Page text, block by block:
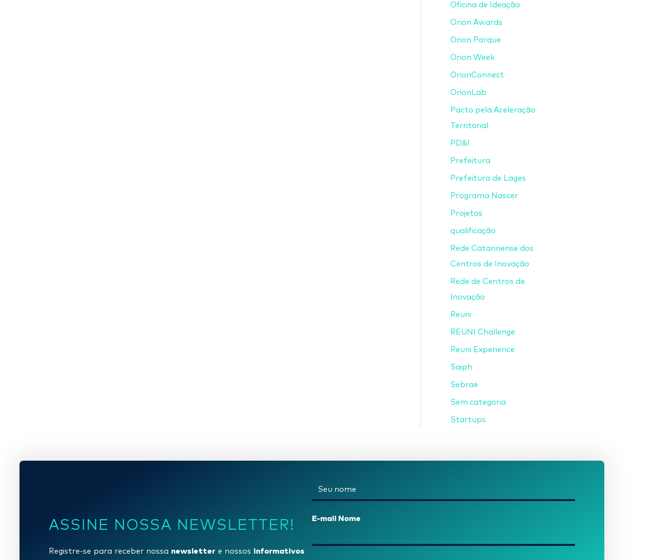
Oficina de Ideação
Orion Awards
Orion Parque
Orion Week
OrionConnect
OrionLab
Pacto pela Aceleração
Territorial
PD&I
Prefeitura
Prefeitura de Lages
Programa Nascer
Projetos
qualificação
Rede Catarinense dos
Centros de Inovação
Rede de Centros de
Inovação
Reuni
REUNI Challenge
Reuni Experience
Saiph
Sebrae
Sem categoria
Startups
ASSINE NOSSA NEWSLETTER!
Registre-se para receber nossa newsletter e nossos informativos
o
m
*
E-mail Nome